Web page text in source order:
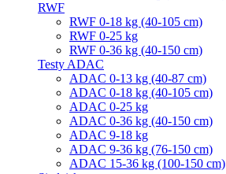
RWF
RWF 0-18 kg (40-105 cm)
RWF 0-25 kg
RWF 0-36 kg (40-150 cm)
Testy ADAC
ADAC 0-13 kg (40-87 cm)
ADAC 0-18 kg (40-105 cm)
ADAC 0-25 kg
ADAC 0-36 kg (40-150 cm)
ADAC 9-18 kg
ADAC 9-36 kg (76-150 cm)
ADAC 15-36 kg (100-150 cm)